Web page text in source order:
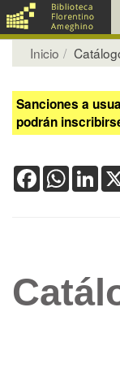
Inicio
Sanciones a
podrán
Facebook